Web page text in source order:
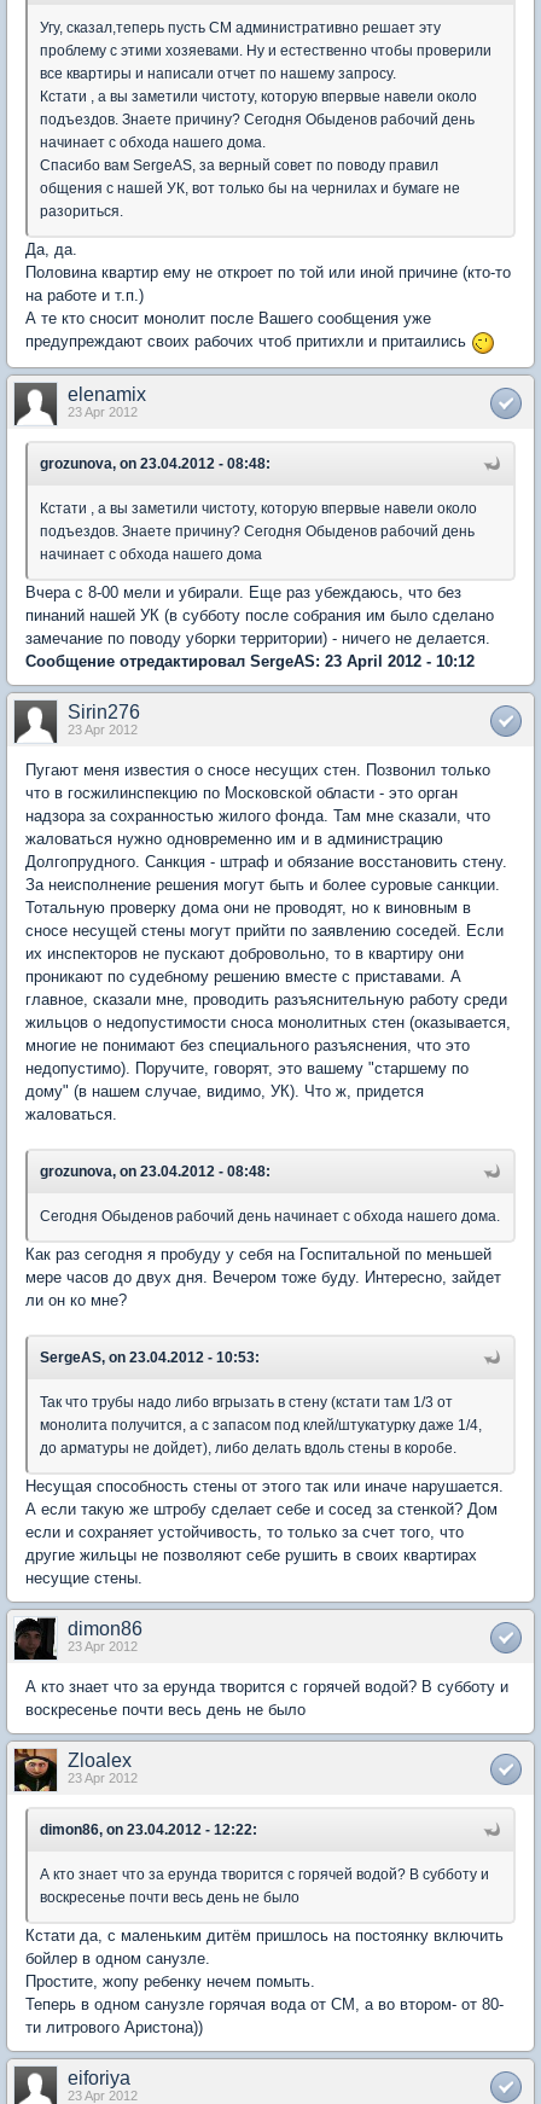
Угу, сказал,теперь пусть СМ административно решает эту
проблему с этими хозяевами. Ну и естественно чтобы проверили
все квартиры и написали отчет по нашему запросу.
Кстати , а вы заметили чистоту, которую впервые навели около
подъездов. Знаете причину? Сегодня Обыденов рабочий день
начинает с обхода нашего дома.
Спасибо вам SergeAS, за верный совет по поводу правил
общения с нашей УК, вот только бы на чернилах и бумаге не
разориться.
Да, да.
Половина квартир ему не откроет по той или иной причине (кто-то
на работе и т.п.)
А те кто сносит монолит после Вашего сообщения уже
предупреждают своих рабочих чтоб притихли и притаились
elenamix
23 Apr 2012
grozunova, on 23.04.2012 - 08:48:
Кстати , а вы заметили чистоту, которую впервые навели около
подъездов. Знаете причину? Сегодня Обыденов рабочий день
начинает с обхода нашего дома
Вчера с 8-00 мели и убирали. Еще раз убеждаюсь, что без
пинаний нашей УК (в субботу после собрания им было сделано
замечание по поводу уборки территории) - ничего не делается.
Сообщение отредактировал SergeAS: 23 April 2012 - 10:12
Sirin276
23 Apr 2012
Пугают меня известия о сносе несущих стен. Позвонил только
что в госжилинспекцию по Московской области - это орган
надзора за сохранностью жилого фонда. Там мне сказали, что
жаловаться нужно одновременно им и в администрацию
Долгопрудного. Санкция - штраф и обязание восстановить стену.
За неисполнение решения могут быть и более суровые санкции.
Тотальную проверку дома они не проводят, но к виновным в
сносе несущей стены могут прийти по заявлению соседей. Если
их инспекторов не пускают добровольно, то в квартиру они
проникают по судебному решению вместе с приставами. А
главное, сказали мне, проводить разъяснительную работу среди
жильцов о недопустимости сноса монолитных стен (оказывается,
многие не понимают без специального разъяснения, что это
недопустимо). Поручите, говорят, это вашему "старшему по
дому" (в нашем случае, видимо, УК). Что ж, придется
жаловаться.
grozunova, on 23.04.2012 - 08:48:
Сегодня Обыденов рабочий день начинает с обхода нашего дома.
Как раз сегодня я пробуду у себя на Госпитальной по меньшей
мере часов до двух дня. Вечером тоже буду. Интересно, зайдет
ли он ко мне?
SergeAS, on 23.04.2012 - 10:53:
Так что трубы надо либо вгрызать в стену (кстати там 1/3 от
монолита получится, а с запасом под клей/штукатурку даже 1/4,
до арматуры не дойдет), либо делать вдоль стены в коробе.
Несущая способность стены от этого так или иначе нарушается.
А если такую же штробу сделает себе и сосед за стенкой? Дом
если и сохраняет устойчивость, то только за счет того, что
другие жильцы не позволяют себе рушить в своих квартирах
несущие стены.
dimon86
23 Apr 2012
А кто знает что за ерунда творится с горячей водой? В субботу и
воскресенье почти весь день не было
Zloalex
23 Apr 2012
dimon86, on 23.04.2012 - 12:22:
А кто знает что за ерунда творится с горячей водой? В субботу и
воскресенье почти весь день не было
Кстати да, с маленьким дитём пришлось на постоянку включить
бойлер в одном санузле.
Простите, жопу ребенку нечем помыть.
Теперь в одном санузле горячая вода от СМ, а во втором- от 80-
ти литрового Аристона))
eiforiya
23 Apr 2012